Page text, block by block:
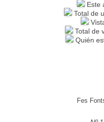
Este
Total de
Total de
Quién
Fes